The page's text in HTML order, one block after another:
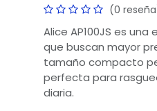
(0
Alice AP100JS es
que buscan mayor
tamaño compacto
perfecta para
diaria.